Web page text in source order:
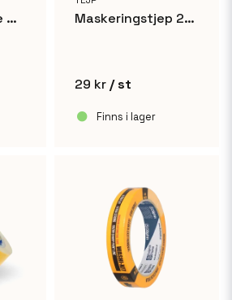
Maskeringsfolie med tejpkant - 55cm x 23m Maskeringstjep 25mm x 50m
29 kr / st
Finns i lager